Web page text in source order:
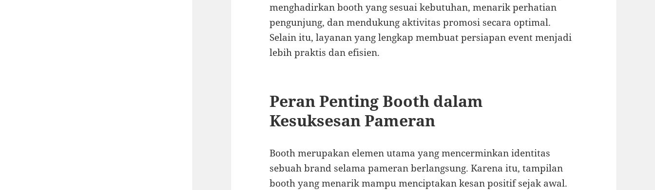
menghadirkan booth yang sesuai kebutuhan, menarik perhatian
pengunjung, dan mendukung aktivitas promosi secara optimal.
Selain itu, layanan yang lengkap membuat persiapan event menjadi
lebih praktis dan efisien.
Peran Penting Booth dalam
Kesuksesan Pameran
Booth merupakan elemen utama yang mencerminkan identitas
sebuah brand selama pameran berlangsung. Karena itu, tampilan
booth yang menarik mampu menciptakan kesan positif sejak awal.